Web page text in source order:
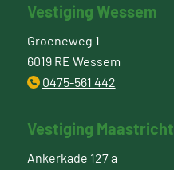
Vestiging Wessem
Groeneweg 1
6019 RE Wessem
0475-561 442
Vestiging Maastricht
Ankerkade 127 a